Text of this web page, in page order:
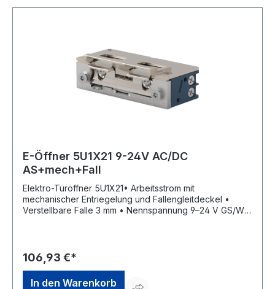
E-Öffner 5U1X21 9-24V AC/DC
AS+mech+Fall
Elektro-Türöffner 5U1X21• Arbeitsstrom mit
mechanischer Entriegelung und Fallengleitdeckel •
Verstellbare Falle 3 mm • Nennspannung 9–24 V GS/WS
geringen Maße in sehr schmalen Türprofilen
einbaubarHersteller: OPENERS & CLOSERS, Calle
Agricultura Nave 1217, 08980 Sant Feliu de Llobregat,
106,93 €*
In den Warenkorb